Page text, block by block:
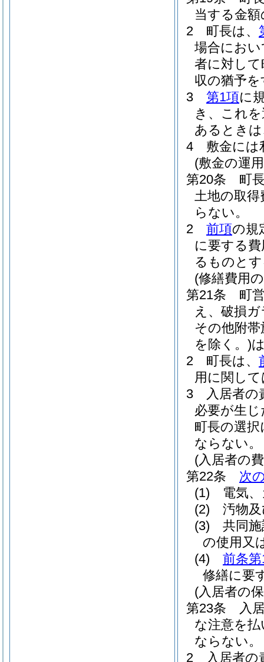
当する金
2
町長は、
場合にお
者に対し
収の猶予
3
第1項に
き、これ
あるとき
4
敷金には
(敷金の運
第20条
町
土地の取
らない。
2
前項の規
に要する
るものと
(修繕費用
第21条
町
え、破損
その他附
を除く。)
2
町長は、
用に関し
3
入居者
必要が生
町長の選
ならない。
(入居者の
第22条
次
(1)
電気
(2)
汚物
(3)
共同
の使用又
(4)
前条
修繕に要
(入居者の
第23条
入
な注意を
ならない。
2
入居者